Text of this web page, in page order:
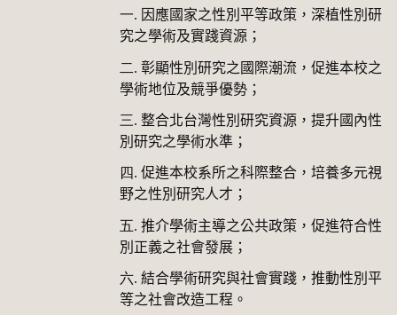
一. 因應國家之性別平等政策，深植性別研
究之學術及實踐資源；
二.彰顯性別研究之國際潮流，促進本校之
學術地位及競爭優勢；
三.整合北台灣性別研究資源，提升國內性
別研究之學術水準；
四.促進本校系所之科際整合，培養多元視
野之性別研究人才；
五.推介學術主導之公共政策，促進符合性
別正義之社會發展；
六.結合學術研究與社會實踐，推動性別平
等之社會改造工程。